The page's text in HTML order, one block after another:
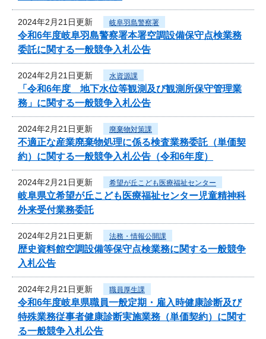
2024年2月21日更新 岐阜羽島警察署
令和6年度岐阜羽島警察署本署空調設備保守点検業務
委託に関する一般競争入札公告
2024年2月21日更新 水資源課
「令和6年度 地下水位等観測及び観測所保守管理業
務」に関する一般競争入札公告
2024年2月21日更新 廃棄物対策課
不適正な産業廃棄物処理に係る検査業務委託（単価契
約）に関する一般競争入札公告（令和6年度）
2024年2月21日更新 希望が丘こども医療福祉センター
岐阜県立希望が丘こども医療福祉センター児童精神科
外来受付業務委託
2024年2月21日更新 法務・情報公開課
歴史資料館空調設備等保守点検業務に関する一般競争
入札公告
2024年2月21日更新 職員厚生課
令和6年度岐阜県職員一般定期・雇入時健康診断及び
特殊業務従事者健康診断実施業務（単価契約）に関す
る一般競争入札公告